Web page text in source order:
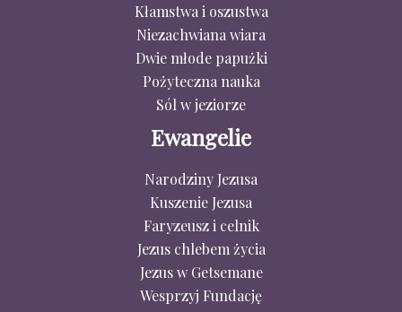
Kłamstwa i oszustwa
Niezachwiana wiara
Dwie młode papużki
Pożyteczna nauka
Sól w jeziorze
Ewangelie
Narodziny Jezusa
Kuszenie Jezusa
Faryzeusz i celnik
Jezus chlebem życia
Jezus w Getsemane
Wesprzyj Fundację